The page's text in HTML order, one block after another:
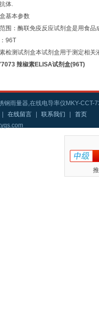
体.
基本参数
围：酶联免疫反应试剂盒是用食品
96T
检测试剂盒本试剂盒用于测定相
辣椒素ELISA试剂盒(96T)
钢雨量器,在线电导率仪MKY-CCT-
在线留言 联系我们
首页